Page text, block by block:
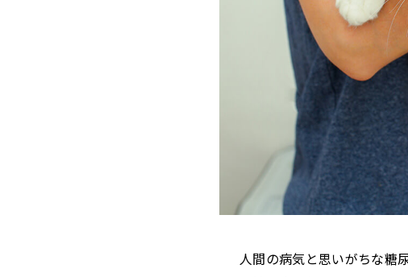
人間の病気と思いがちな糖